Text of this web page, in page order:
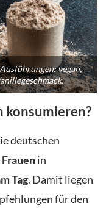
vegan,
konsumieren?
deutschen
Frauenin
Tag. Damit liegen
für den